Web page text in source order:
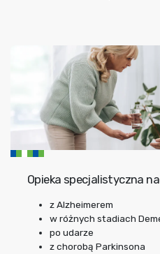
Opieka specjalistyczna
z Alzheimerem
w różnych stadiach
po udarze
z chorobą Parkinsona